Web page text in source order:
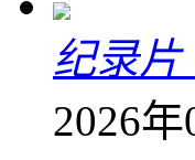
纪录
2026